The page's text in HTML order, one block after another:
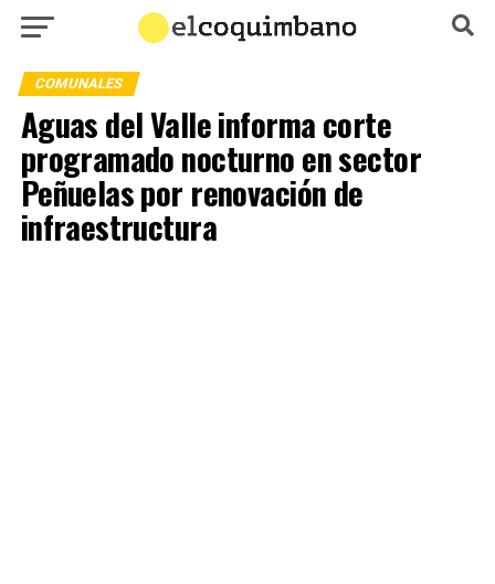
COMUNALES
Aguas del Valle informa corte
programado nocturno en sector
Peñuelas por renovación de
infraestructura